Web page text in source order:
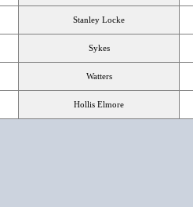
Stanley Locke
Sykes
Watters
Hollis Elmore